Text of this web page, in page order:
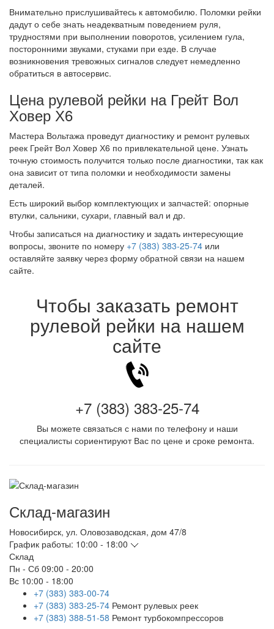
Внимательно прислушивайтесь к автомобилю. Поломки рейки
дадут о себе знать неадекватным поведением руля,
трудностями при выполнении поворотов, усилением гула,
посторонними звуками, стуками при езде. В случае
возникновения тревожных сигналов следует немедленно
обратиться в автосервис.
Цена рулевой рейки на Грейт Вол
Ховер Х6
Мастера Вольтажа проведут диагностику и ремонт рулевых
реек Грейт Вол Ховер Х6 по привлекательной цене. Узнать
точную стоимость получится только после диагностики, так как
она зависит от типа поломки и необходимости замены
деталей.
Есть широкий выбор комплектующих и запчастей: опорные
втулки, сальники, сухари, главный вал и др.
Чтобы записаться на диагностику и задать интересующие
вопросы, звоните по номеру +7 (383) 383-25-74 или
оставляйте заявку через форму обратной связи на нашем
сайте.
Чтобы заказать ремонт
рулевой рейки на нашем
сайте
+7 (383) 383-25-74
Вы можете связаться с нами по телефону и наши
специалисты сориентируют Вас по цене и сроке ремонта.
Склад-магазин
Новосибирск, ул. Оловозаводская, дом 47/8
График работы: 10:00 - 18:00
Склад
Пн - Сб 09:00 - 20:00
Вс 10:00 - 18:00
+7 (383) 383-00-74
+7 (383) 383-25-74 Ремонт рулевых реек
+7 (383) 388-51-58 Ремонт турбокомпрессоров